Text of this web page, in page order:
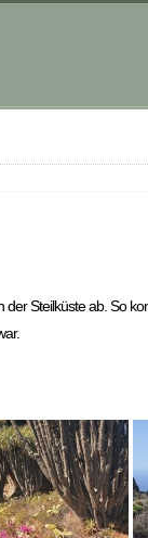
Steilküste ab. So